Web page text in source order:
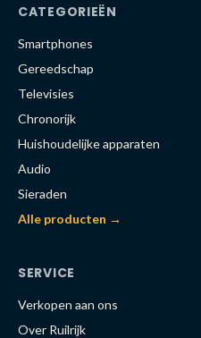
CATEGORIEËN
Smartphones
Gereedschap
Televisies
Chronorijk
Huishoudelijke apparaten
Audio
Sieraden
Alle producten →
SERVICE
Verkopen aan ons
Over Ruilrijk